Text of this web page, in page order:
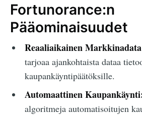
Fortunorance:n
Pääominaisuudet
Reaaliaikainen
tarjoaa ajankohtaista dataa
kaupankäyntipäätöksille.
Automaattinen
algoritmeja automatisoitujen